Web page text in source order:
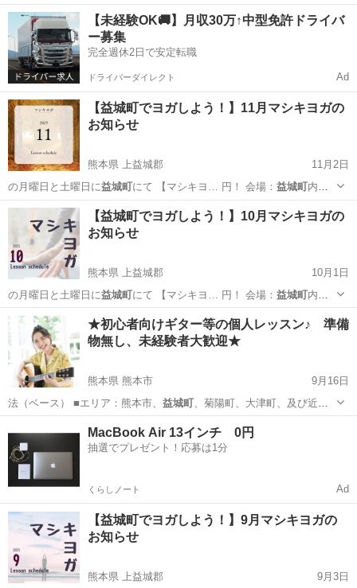
公民館 →詳…
熊本 上益城郡 ヨガ 益城町
【未経験OK🚚】月収30万↑中型免許ドライバ
ー募集
完全週休2日で安定転職
ドライバーダイレクト Ad
【益城町でヨガしよう！】11月マシキヨガの
お知らせ
熊本県 上益城郡
11月2日
の月曜日と土曜日に益城町 にて 【マシキヨ… 円！ 会場： 益城町内の
公民館 →詳…
熊本 上益城郡 ヨガ 益城町
【益城町でヨガしよう！】10月マシキヨガの
お知らせ
熊本県 上益城郡
10月1日
の月曜日と土曜日に益城町 にて 【マシキヨ… 円！ 会場： 益城町内の
公民館 →詳…
熊本 上益城郡 ヨガ 益城町
★初心者向けギター等の個人レッスン♪ 準備
物無し、未経験者大歓迎★
熊本県 熊本市
9月16日
法（ベース） ■エリア：熊本市、 益城町、菊陽町、大津町、及び近
郊。ご相談くだ…
MacBook Air 13インチ 0円
抽選でプレゼント！応募は1分
くらしノート Ad
【益城町でヨガしよう！】9月マシキヨガの
お知らせ
熊本県 上益城郡 9月3日